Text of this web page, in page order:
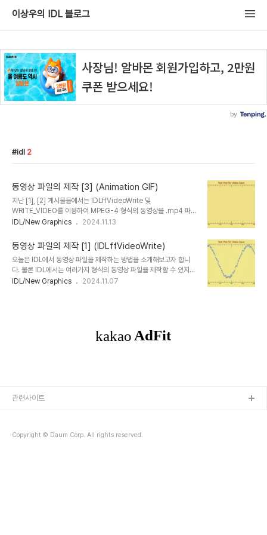
이상우의 IDL 블로그
idl 2
동영상 파일의 제작 [3] (Animation GIF)
지난 [1], [2] 게시물들에서는 IDLffVideoWrite 및
WRITE_VIDEO를 이용하여 MPEG-4 형식의 동영상을 .mp4 파일
로 생성하는 방법을 예제와 함께 소개하였습니다. 그리고 지난 회 게시
였는데요. 그래서 지난 게시물들에서 제시했던 그래픽 표출 예제를 애
니메이션 GIF 파일로 생성하는 방법을 소개해보도록 하겠습니다. 사
실 애니메이션 GIF 파일을 생성하기 위하여 WRITE_GIF 프로시저를
사용하는 방법에 관해서는 제가 이미 관련 게시물을 통하여 자세히 설
명한 바 있습니다. 따라서 구체적인 방법에 관해서는 그 내용을 참조하
IDL/New Graphics 2024.11.13
동영상 파일의 제작 [1] (IDLffVideoWrite)
오늘은 IDL에서 동영상 파일을 제작하는 방법을 소개해보고자 합니
다. 물론 IDL에서는 여러가지 형식의 동영상 파일을 제작할 수 있지
만, 여기서는 확장자가 .mp4인 파일로 저장되는 MPEG-4 형식의
지고 별다른 제한없이 해당 기능의 사용이 가능합니다. IDL에서
MPEG-4 형식의 동영상을 제작하는 기능은 두가지 방식으로 지원됩
IDL/New Graphics 2024.11.07
Copyright © Daum Corp. All rights reserved.
관련사이트